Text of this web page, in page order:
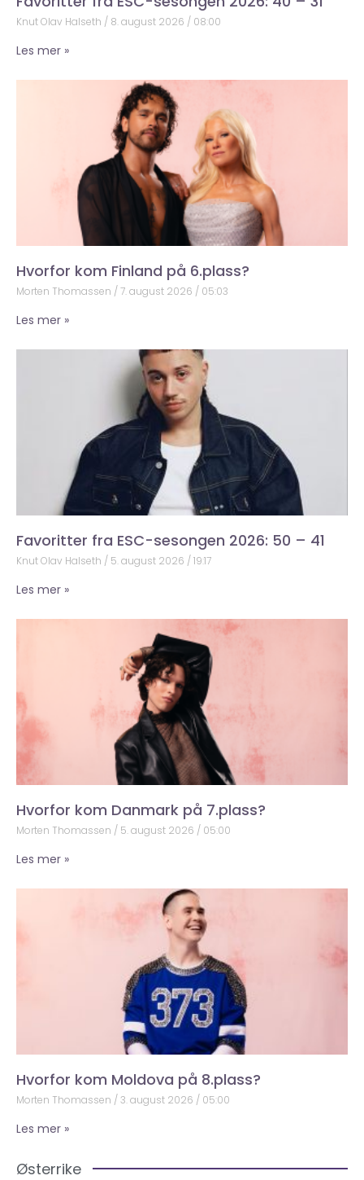
Knut Olav Halseth 8. august 2026 08:00
Les mer »
Hvorfor kom Finland på 6.plass?
Morten Thomassen 7. august 2026 05:03
Les mer »
Favoritter fra ESC-sesongen 2026: 50 – 41
Knut Olav Halseth 5. august 2026 19:17
Les mer »
Hvorfor kom Danmark på 7.plass?
Morten Thomassen 5. august 2026 05:00
Les mer »
Hvorfor kom Moldova på 8.plass?
Morten Thomassen 3. august 2026 05:00
Les mer »
Østerrike